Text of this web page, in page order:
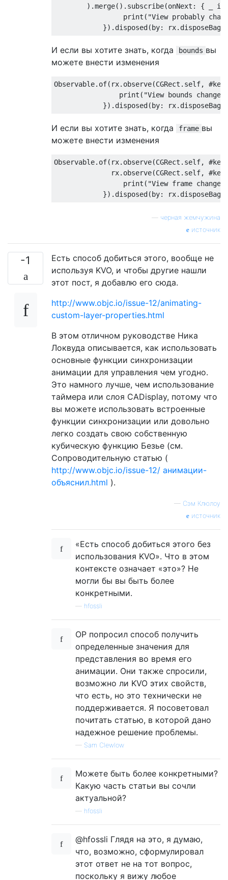
        ).merge().subscribe(onNext: { _
in
                 print(
"View probably
И если вы хотите знать, когда bounds вы
можете внести изменения
Observable.of(rx.observe(CGRect .self,
                print(
"View bounds
И если вы хотите знать, когда frame вы
можете внести изменения
Observable.of(rx.observe(CGRect .self,
              rx.observe(
CGRect .self,
                 print(
"View frame
черная жемчужина
источник
-1
Есть способ добиться этого, вообще не
используя KVO, и чтобы другие нашли
этот пост, я добавлю его сюда.
http://www.objc.io/issue-12/animating-
custom-layer-properties.html
В этом отличном руководстве Ника
Локвуда описывается, как использовать
основные функции синхронизации
анимации для управления чем угодно.
Это намного лучше, чем использование
таймера или слоя CADisplay, потому что
вы можете использовать встроенные
функции синхронизации или довольно
легко создать свою собственную
кубическую функцию Безье (см.
Сопроводительную статью (
http://www.objc.io/issue-12/ анимации-
объяснил.html ).
— Сэм Клюлоу
источник
«Есть способ добиться этого без
использования KVO». Что в этом
контексте означает «это»? Не
могли бы вы быть более
конкретными.
hfossli
OP попросил способ получить
определенные значения для
представления во время его
анимации. Они также спросили,
возможно ли KVO этих свойств,
что есть, но это технически не
поддерживается. Я посоветовал
почитать статью, в которой дано
надежное решение проблемы.
— Sam Clewlow
Можете быть более конкретными?
Какую часть статьи вы сочли
актуальной?
hfossli
@hfossli Глядя на это, я думаю,
что, возможно, сформулировал
этот ответ не на тот вопрос,
поскольку я вижу любое